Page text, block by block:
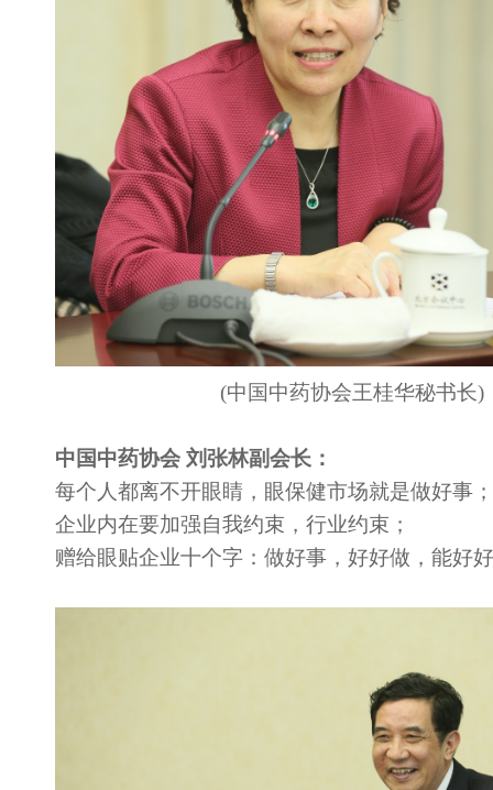
(中国中药协会王桂华秘书长)
中国中药协会 刘张林副会长 ：
每个人都离不开眼睛，眼保健市场就是做好事；
企业内在要加强自我约束，行业约束；
赠给眼贴企业十个字：做好事，好好做，能好